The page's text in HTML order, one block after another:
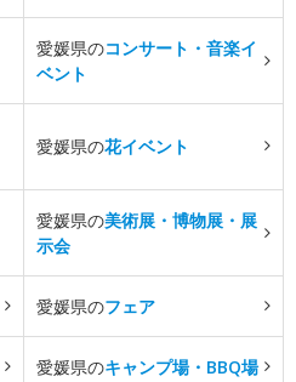
愛媛県のコンサート・音楽イ
ベント
愛媛県の花イベント
愛媛県の美術展・博物展・展
示会
愛媛県のフェア
愛媛県のキャンプ場・BBQ場